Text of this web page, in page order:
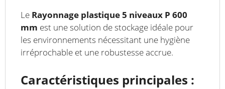
Le Rayonnage plastique 5 niveaux P 600
mm est une solution de stockage idéale pour
les environnements nécessitant une hygiène
irréprochable et une robustesse accrue.
Caractéristiques principales :